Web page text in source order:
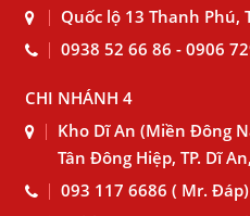
Quốc lộ 13 Thanh Phú,
0938 52 66 86 - 0906
CHI NHÁNH 4
Kho Dĩ An (Miền Đông
Tân Đông Hiệp, TP. Dĩ
093 117 6686 ( Mr. Đáp)